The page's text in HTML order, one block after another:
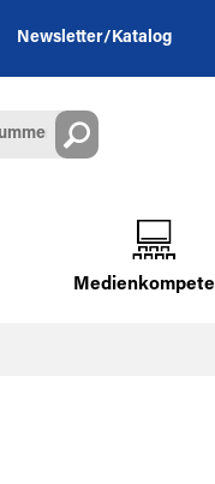
Newsletter/Katalog